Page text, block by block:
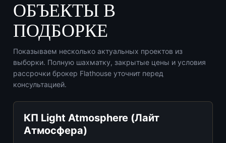
ОБЪЕКТЫ В
ПОДБОРКЕ
Показываем несколько актуальных проектов из
выборки. Полную шахматку, закрытые цены и условия
рассрочки брокер Flathouse уточнит перед
консультацией.
КП Light Atmosphere (Лайт
Атмосфера)